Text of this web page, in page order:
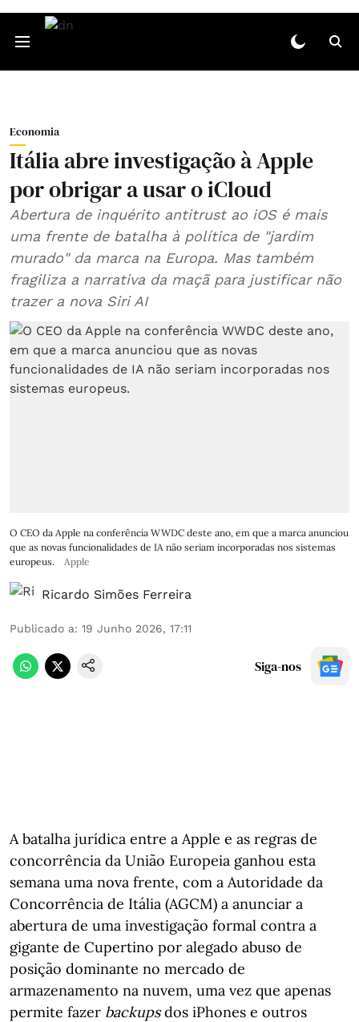
Economia
Itália abre investigação à Apple
por obrigar a usar o iCloud
Abertura de inquérito antitrust ao iOS é mais
uma frente de batalha à política de "jardim
murado" da marca na Europa. Mas também
fragiliza a narrativa da maçã para justificar não
trazer a nova Siri AI
O CEO da Apple na conferência WWDC deste ano, em que a marca anunciou
que as novas funcionalidades de IA não seriam incorporadas nos sistemas
europeus.
Apple
Ricardo Simões Ferreira
Publicado a: 19 Junho 2026, 17:11
Siga-nos
A batalha jurídica entre a Apple e as regras de
concorrência da União Europeia ganhou esta
semana uma nova frente, com a Autoridade da
Concorrência de Itália (AGCM) a anunciar a
abertura de uma investigação formal contra a
gigante de Cupertino por alegado abuso de
posição dominante no mercado de
armazenamento na nuvem, uma vez que apenas
permite fazer backupsdos iPhones e outros